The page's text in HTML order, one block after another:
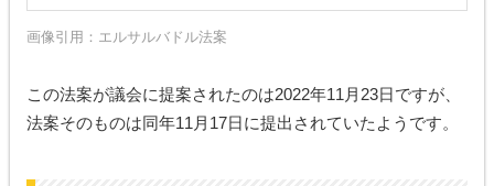
画像引用： エルサルバドル法案
この法案が議会に提案されたのは2022年11月23日ですが、
法案そのものは同年11月17日に提出されていたようです。